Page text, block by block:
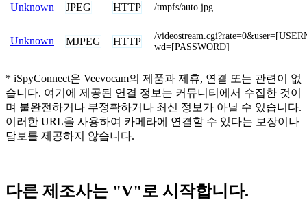
Unknown JPEG HTTP /tmpfs/auto.jpg
Unknown MJPEG HTTP
/
wd=[PASSWORD]
* iSpyConnect은 Veevocam의 제품과 제휴, 연결 또는 관련이 없
습니다. 여기에 제공된 연결 정보는 커뮤니티에서 수집한 것이
며 불완전하거나 부정확하거나 최신 정보가 아닐 수 있습니다.
이러한 URL을 사용하여 카메라에 연결할 수 있다는 보장이나
담보를 제공하지 않습니다.
다른 제조사는 "V"로 시작합니다.